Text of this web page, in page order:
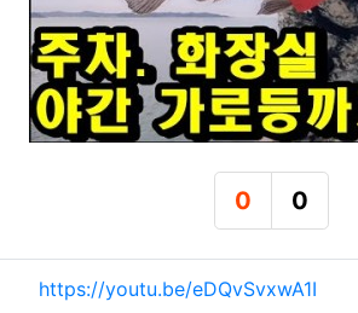
0
추천
0
비추천
관련자료
https://youtu.be/eDQvSvxwA1I